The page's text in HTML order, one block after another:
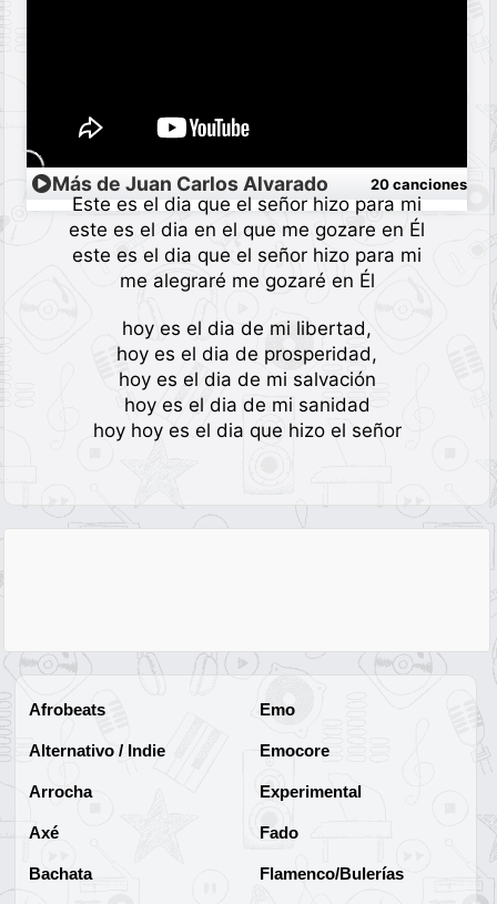
Este es el dia que el señor hizo para mi
este es el dia en el que me gozare en Él
este es el dia que el señor hizo para mi
me alegraré me gozaré en Él
hoy es el dia de mi libertad,
hoy es el dia de prosperidad,
hoy es el dia de mi salvación
hoy es el dia de mi sanidad
hoy hoy es el dia que hizo el señor
Más de Juan Carlos Alvarado 20 canciones
Afrobeats
Alternativo / Indie
Arrocha
Axé
Bachata
Emo
Emocore
Experimental
Fado
Flamenco/Bulerías